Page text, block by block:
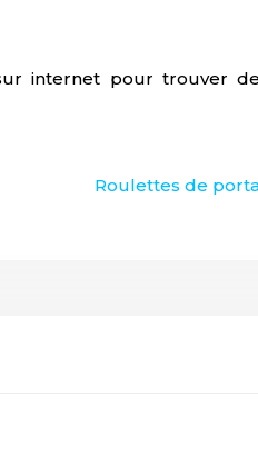
internet pour trouver
Roulettes de